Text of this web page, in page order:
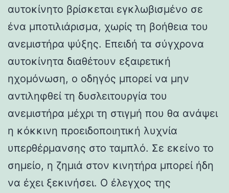
αυτοκίνητο βρίσκεται εγκλωβισμένο σε
ένα μποτιλιάρισμα, χωρίς τη βοήθεια του
ανεμιστήρα ψύξης. Επειδή τα σύγχρονα
αυτοκίνητα διαθέτουν εξαιρετική
ηχομόνωση, ο οδηγός μπορεί να μην
αντιληφθεί τη δυσλειτουργία του
ανεμιστήρα μέχρι τη στιγμή που θα ανάψει
η κόκκινη προειδοποιητική λυχνία
υπερθέρμανσης στο ταμπλό. Σε εκείνο το
σημείο, η ζημιά στον κινητήρα μπορεί ήδη
να έχει ξεκινήσει. Ο έλεγχος της